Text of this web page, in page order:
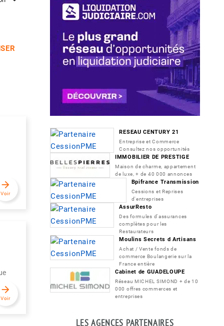
arrow_forward
Voir
arrow_forward
Voir
RESEAU CENTURY 21
Entreprise et Commerce
Consultez nos opportunités
IMMOBILIER DE PRESTIGE
Maison de charme, appartement
de luxe, + de 40 000 annonces
Bpifrance Transmission
Cessions et Reprises
d'entreprises
AssurResto
Des formules d'assurances
complètes pour les
Restaurateurs
Moulins Secrets d Artisans
Achat / Vente fonds de
commerce Boulangerie sur la
France entière
Cabinet de GUADELOUPE
Réseau MICHEL SIMOND + de 10
000 offres commerces et
entreprises
LES AGENCES PARTENAIRES